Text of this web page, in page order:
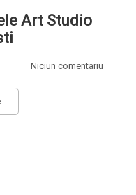
Art Studio
Niciun comentariu